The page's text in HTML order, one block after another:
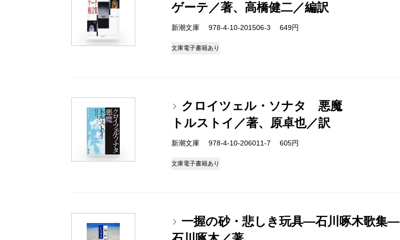
ゲーテ／著、高橋健二／編訳
新潮文庫 978-4-10-201506-3 649円
文庫電子書籍あり
クロイツェル・ソナタ 悪魔
トルストイ／著、原卓也／訳
新潮文庫 978-4-10-206011-7 605円
文庫電子書籍あり
一握の砂・悲しき玩具―石川啄木歌集―